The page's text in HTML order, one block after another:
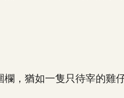
，猶如一隻只待宰的雞仔